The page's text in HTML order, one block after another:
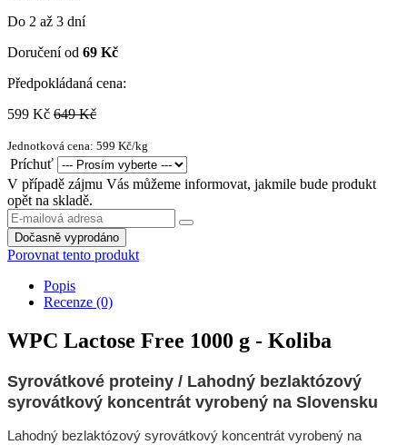
Do 2 až 3 dní
Doručení od 69 Kč
Předpokládaná cena:
599 Kč 649 Kč
Jednotková cena: 599 Kč/kg
Príchuť
V případě zájmu Vás můžeme informovat, jakmile bude produkt
opět na skladě.
Dočasně vyprodáno
Porovnat tento produkt
Popis
Recenze (0)
WPC Lactose Free 1000 g - Koliba
Syrovátkové proteiny / Lahodný bezlaktózový
syrovátkový koncentrát vyrobený na Slovensku
Lahodný bezlaktózový syrovátkový koncentrát vyrobený na